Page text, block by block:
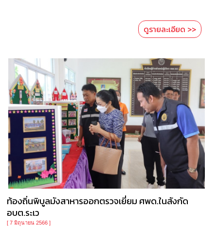
ดูรายละเอียด >>
ท้องถิ่นพิบูลมังสาหารออกตรวจเยี่ยม ศพด.ในสังกัด
อบต.ระเว
[ 7 มิถุนายน 2566 ]